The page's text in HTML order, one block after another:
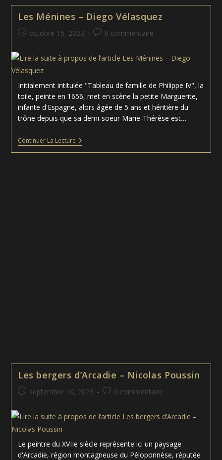
Artemisia
Gentileschi
Les Ménines – Diego Vélasquez
Publication
octobre 15, 2023
Commentaires
0 commentaire
Initialement intitulée "Tableau de famille de Philippe IV", la
toile, peinte en 1656, met en scène la petite Marguerite,
infante d'Espagne, alors âgée de 5 ans et héritière du
trône depuis que sa demi-soeur Marie-Thérèse est…
Continuer La LectureLes
Ménines
Les bergers d’Arcadie – Nicolas Poussin
Publication
septembre 10, 2023
Commentaires
0 commentaire
Le peintre du XVIIe siècle représente ici un paysage
d'Arcadie, région montagneuse du Péloponnèse, réputée